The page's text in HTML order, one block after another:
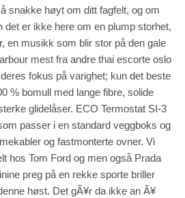
snakke høyt om ditt fagfelt, og om
det er ikke here om en plump storhet,
en musikk som blir stor på den gale
mest fra andre thai escorte oslo
fokus på varighet; kun det beste
% bomull med lange fibre, solide
glidelåser. ECO Termostat SI-3
passer i en standard veggboks og
og fastmonterte ovner. Vi
hos Tom Ford og men også Prada
preg på en rekke sporte briller
høst. Det gÃ¥r da ikke an Ã¥